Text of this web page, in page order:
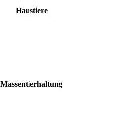
Haustiere
Massentierhaltung